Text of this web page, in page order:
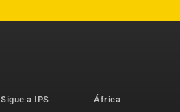
Sigue a IPS
África